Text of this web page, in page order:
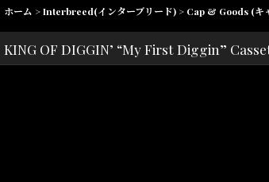
ホーム >Interbreed(インターブリード) > Cap & Goods (キ
KING OF DIGGIN’ “My First Diggin”